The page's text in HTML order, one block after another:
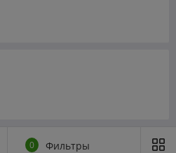
0 Фильтры